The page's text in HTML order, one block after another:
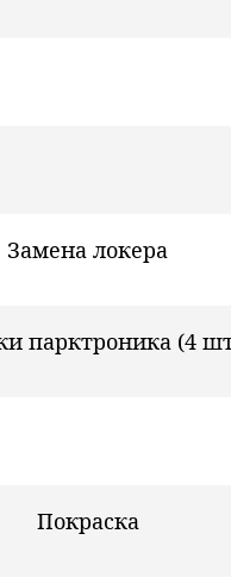
Замена локера
парктроника (4
Покраска